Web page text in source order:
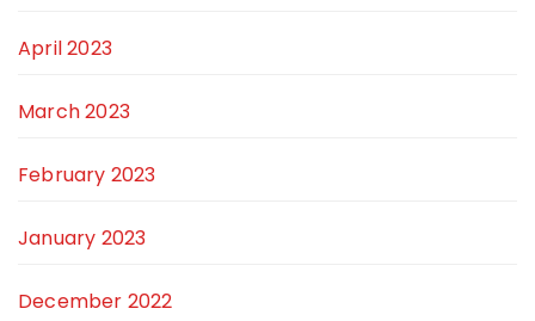
April 2023
March 2023
February 2023
January 2023
December 2022